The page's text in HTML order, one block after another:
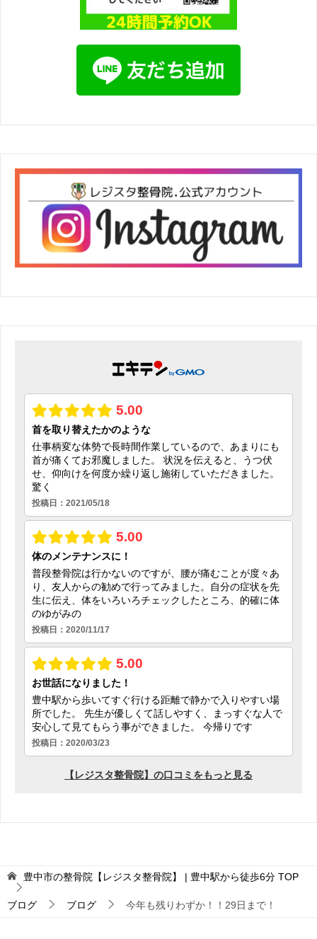
豊中市の整骨院【レジスタ整骨院】 | 豊中駅から徒歩6分 TOP
ブログ ブログ 今年も残りわずか！！29日まで！